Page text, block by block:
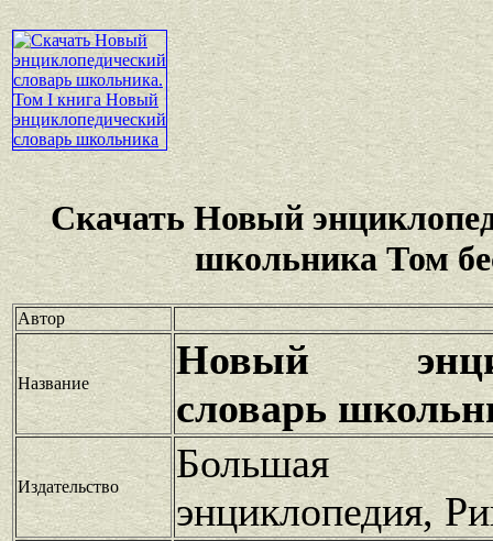
Скачать Новый
школьника Том
Автор
Название
Новый
словарь
Издательство
Большая
энциклопедия,